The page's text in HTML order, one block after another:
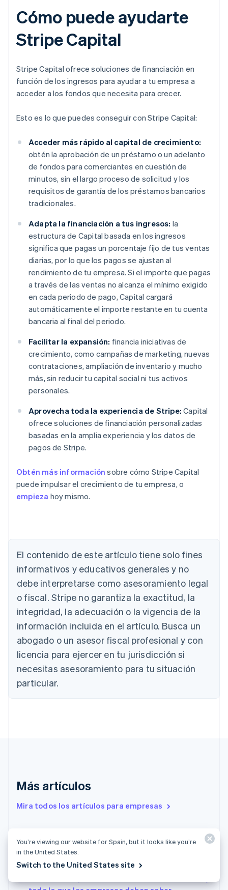
Cómo puede ayudarte
Stripe Capital
Stripe Capital ofrece soluciones de financiación en
función de los ingresos para ayudar a tu empresa a
acceder a los fondos que necesita para crecer.
Esto es lo que puedes conseguir con Stripe Capital:
Acceder más rápido al capital de crecimiento:
obtén la aprobación de un préstamo o un adelanto
de fondos para comerciantes en cuestión de
minutos, sin el largo proceso de solicitud y los
requisitos de garantía de los préstamos bancarios
tradicionales.
Adapta la financiación a tus ingresos: la
estructura de Capital basada en los ingresos
significa que pagas un porcentaje fijo de tus ventas
diarias, por lo que los pagos se ajustan al
rendimiento de tu empresa. Si el importe que pagas
a través de las ventas no alcanza el mínimo exigido
en cada periodo de pago, Capital cargará
automáticamente el importe restante en tu cuenta
bancaria al final del periodo.
Facilitar la expansión: financia iniciativas de
crecimiento, como campañas de marketing, nuevas
contrataciones, ampliación de inventario y mucho
más, sin reducir tu capital social ni tus activos
personales.
Aprovecha toda la experiencia de Stripe: Capital
ofrece soluciones de financiación personalizadas
basadas en la amplia experiencia y los datos de
pagos de Stripe.
Obtén más información sobre cómo Stripe Capital
puede impulsar el crecimiento de tu empresa, o
empieza hoy mismo.
El contenido de este artículo tiene solo fines
informativos y educativos generales y no
debe interpretarse como asesoramiento legal
o fiscal. Stripe no garantiza la exactitud, la
integridad, la adecuación o la vigencia de la
información incluida en el artículo. Busca un
abogado o un asesor fiscal profesional y con
licencia para ejercer en tu jurisdicción si
necesitas asesoramiento para tu situación
particular.
Más artículos
Mira todos los artículos para empresas
Las pymes italianas y la digitalización:
oportunidades y desafíos para el crecimiento
empresarial
Alemania
DeutschEnglish
Australia
English
Austria
English
Bélgica
NederlandsFrançaisDeutschEnglish
Brasil
Bulgaria
English
English
English
Eslovenia
EnglishItaliano
España
Estados Unidos
You’re viewing our website for Spain, but it looks like you’re
in the United States.
Switch to the United States site